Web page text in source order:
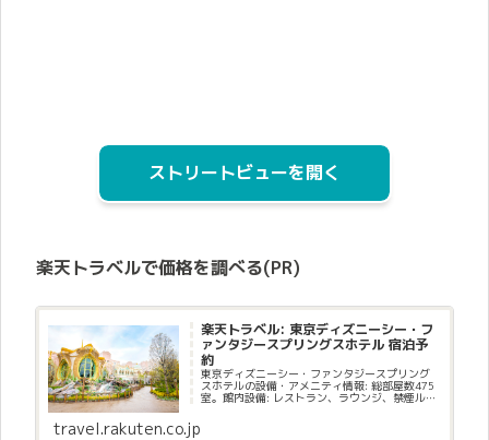
ストリートビューを開く
楽天トラベルで価格を調べる(PR)
楽天トラベル: 東京ディズニーシー・フ
ァンタジースプリングスホテル 宿泊予
約
東京ディズニーシー・ファンタジースプリング
スホテルの設備・アメニティ情報: 総部屋数475
室。館内設備: レストラン、ラウンジ、禁煙ルー
travel.rakuten.co.jp